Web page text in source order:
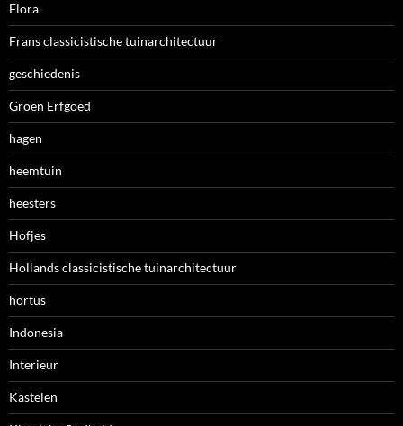
Flora
Frans classicistische tuinarchitectuur
geschiedenis
Groen Erfgoed
hagen
heemtuin
heesters
Hofjes
Hollands classicistische tuinarchitectuur
hortus
Indonesia
Interieur
Kastelen